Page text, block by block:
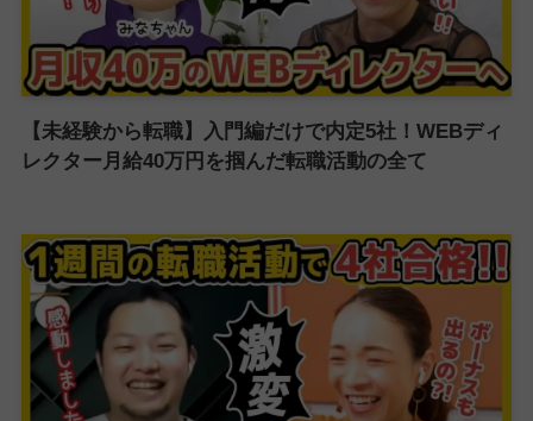
【未経験から転職】入門編だけで内定5社！WEBディ
レクター月給40万円を掴んだ転職活動の全て